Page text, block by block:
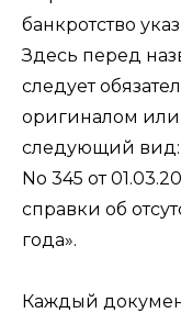
банкротство
Здесь перед
следует
оригиналом
следующий вид:
No 345 от
справки об
года».
Каждый